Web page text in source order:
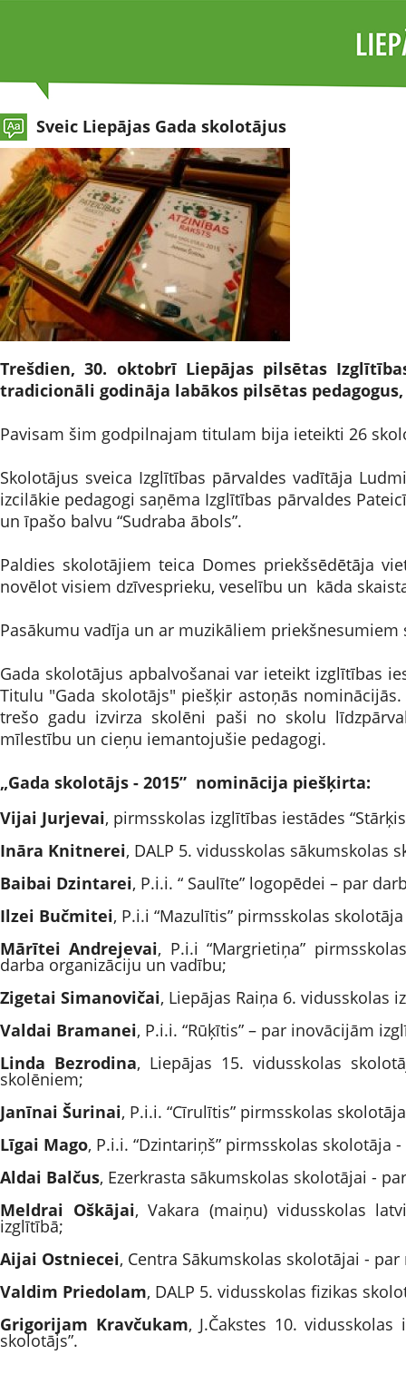
Sveic Liepājas Gada skolotājus
Trešdien, 30. oktobrī Liepājas pilsētas
tradicionāli godināja labākos pilsētas
Pavisam šim godpilnajam titulam bija ieteikti 26
Skolotājus sveica Izglītības pārvaldes vadītāja
izcilākie pedagogi saņēma Izglītības pārvaldes
un īpašo balvu “Sudraba ābols”.
Paldies skolotājiem teica Domes priekšsēdētāja
novēlot visiem dzīvesprieku, veselību un kāda
Pasākumu vadīja un ar muzikāliem
Gada skolotājus apbalvošanai var ieteikt izglītības
Titulu "Gada skolotājs" piešķir astoņās
trešo gadu izvirza skolēni paši no skolu
mīlestību un cieņu iemantojušie pedagogi.
„Gada skolotājs - 2015” nominācija piešķirta:
Vijai Jurjevai, pirmsskolas izglītības iestādes
Ināra Knitnerei, DALP 5. vidusskolas
Baibai Dzintarei, P.i.i. “ Saulīte” logopēdei – par
Ilzei Bučmitei, P.i.i “Mazulītis” pirmsskolas
Mārītei Andrejevai, P.i.i “Margrietiņa”
darba organizāciju un vadību;
Zigetai Simanovičai, Liepājas Raiņa 6. vidusskolas
Valdai Bramanei, P.i.i. “Rūķītis” – par inovācijām
Linda Bezrodina, Liepājas 15. vidusskolas
skolēniem;
Janīnai Šurinai, P.i.i. “Cīrulītis” pirmsskolas
Līgai Mago, P.i.i. “Dzintariņš” pirmsskolas
Aldai Balčus, Ezerkrasta sākumskolas skolotājai -
Meldrai Oškājai, Vakara (maiņu) vidusskolas
izglītībā;
Aijai Ostniecei, Centra Sākumskolas skolotājai -
Valdim Priedolam, DALP 5. vidusskolas fizikas
Grigorijam Kravčukam, J.Čakstes 10.
skolotājs”.